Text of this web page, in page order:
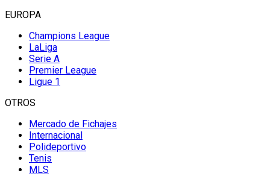
EUROPA
Champions League
LaLiga
Serie A
Premier League
Ligue 1
OTROS
Mercado de Fichajes
Internacional
Polideportivo
Tenis
MLS